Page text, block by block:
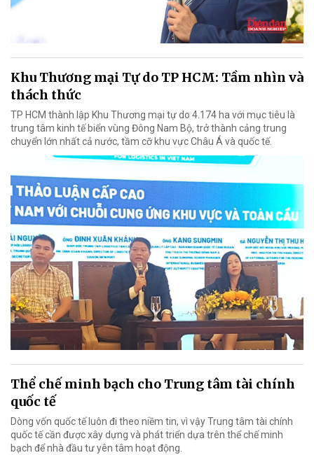
Khu Thương mại Tự do TP HCM: Tầm nhìn và
thách thức
TP HCM thành lập Khu Thương mại tự do 4.174 ha với mục tiêu là
trung tâm kinh tế biển vùng Đông Nam Bộ, trở thành cảng trung
chuyển lớn nhất cả nước, tầm cỡ khu vực Châu Á và quốc tế.
Thể chế minh bạch cho Trung tâm tài chính
quốc tế
Dòng vốn quốc tế luôn đi theo niềm tin, vì vậy Trung tâm tài chính
quốc tế cần được xây dựng và phát triển dựa trên thể chế minh
bạch để nhà đầu tư yên tâm hoạt động.